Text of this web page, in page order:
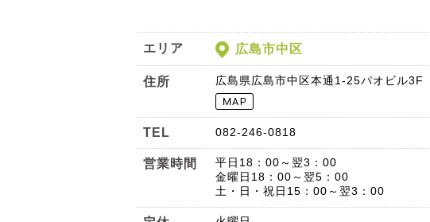
エリア 広島市中区
住所 広島県広島市中区本通1-25パオビル3F
TEL 082-246-0818
営業時間
平日18：00～翌3：00
金曜日18：00～翌5：00
土・日・祝日15：00～翌3：00